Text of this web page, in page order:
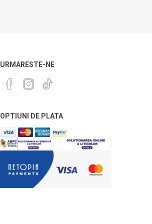
URMARESTE-NE
OPTIUNI DE PLATA